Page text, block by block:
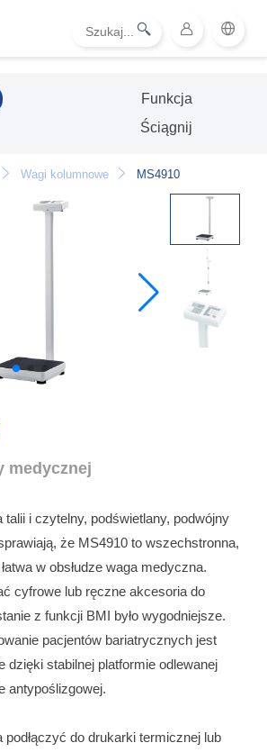
Funkcja
Ściągnij
Wagi kolumnowe MS4910
medycznej
talii i czytelny, podświetlany, podwójny
że MS4910 to wszechstronna,
w obsłudze waga medyczna.
cyfrowe lub ręczne akcesoria do
z funkcji BMI było wygodniejsze.
pacjentów bariatrycznych jest
dzięki stabilnej platformie odlewanej
antypoślizgowej.
podłączyć do drukarki termicznej lub